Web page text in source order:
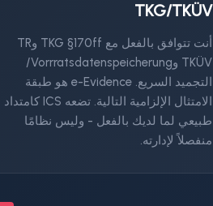
TKG/TKÜV
أنت تتوافق بالفعل مع TKG §170ff وTR
TKÜV وVorrratsdatenspeicherung/
التجميد السريع. e-Evidence هو طبقة
الامتثال الإلزامية التالية. تضعه ICS كامتداد
طبيعي لما لديك بالفعل - وليس نظامًا
منفصلاً لإدارته.